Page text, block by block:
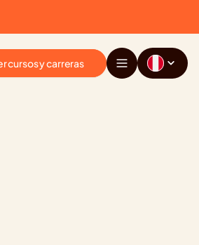
cursos y carreras